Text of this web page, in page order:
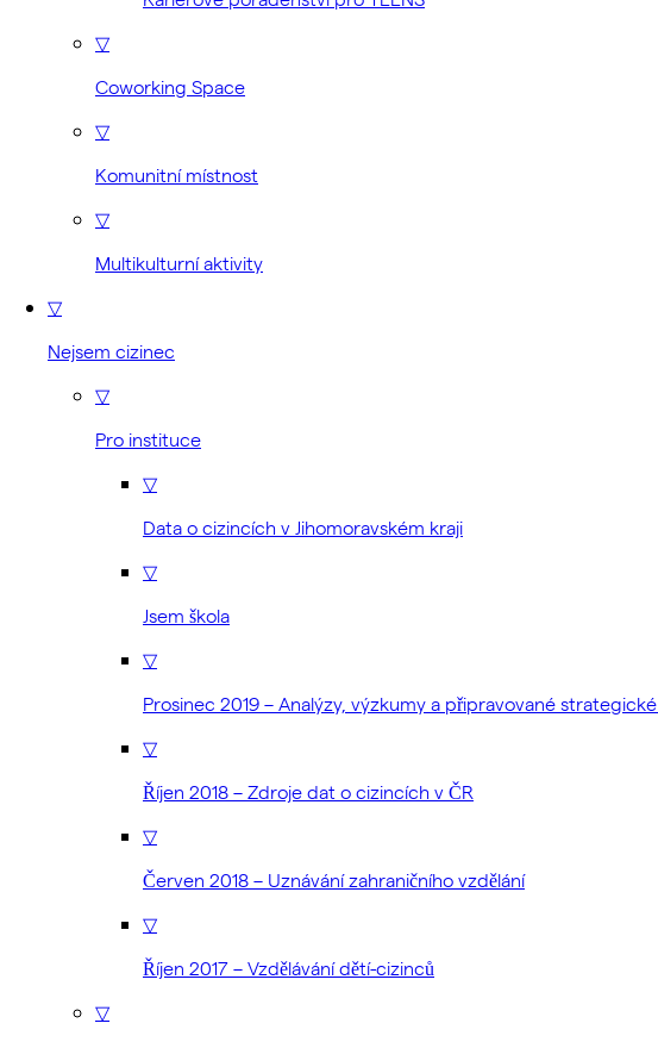
▽
Coworking Space
▽
Komunitní místnost
▽
Multikulturní aktivity
▽
Nejsem cizinec
▽
Pro instituce
▽
Data o cizincích v Jihomoravském kraji
▽
Jsem škola
▽
Prosinec 2019 – Analýzy, výzkumy a připravované
▽
Říjen 2018 – Zdroje dat o cizincích v ČR
▽
Červen 2018 – Uznávání zahraničního vzdělání
▽
Říjen 2017 – Vzdělávání dětí-cizinců
▽